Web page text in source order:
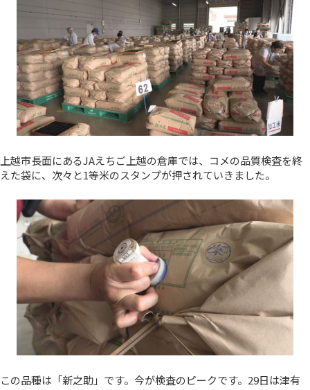
上越市長面にあるJAえちご上越の倉庫では、コメの品質検査を終
えた袋に、次々と1等米のスタンプが押されていきました。
この品種は「新之助」です。今が検査のピークです。29日は津有